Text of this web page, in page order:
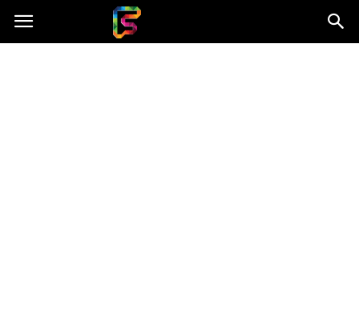
Fasingenergia.pl